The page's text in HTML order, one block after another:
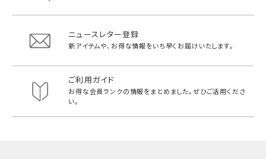
ニュースレター登録
新アイテムや、お得な情報をいち早く お届けいたします。
ご利用ガイド
お得な会員ランクの情報をまとめました。ぜひご活用くださ
い。